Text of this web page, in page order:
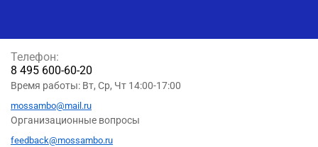
Телефон:
8 495 600-60-20
Время работы: Вт, Ср, Чт 14:00-17:00
mossambo@mail.ru
Организационные вопросы
feedback@mossambo.ru